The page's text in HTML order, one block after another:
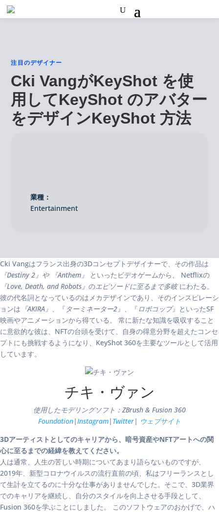
注目のデザイナー
Cki VangがKeyShot を使
用してKeyShot のアバター
をデザインKeyShot 方法
業種：
Entertainment
Cki Vangはフランス出身の3Dコンセプトデザイナーで、その作品は
『Destiny 2』や
『Anthem』 といったビデオゲームから 、 Netflixの
『Love, Death, and Robots』 のエピソードに至るまで多岐 にわたる。
彼の代名詞となっているのはメカデザインであり、そのインスピレーシ
ョンは 『AKIRA』 、『 ターミネーター2』、『ロボコップ』といったSF
映画やアニメーションから得ている。 常に新たな知識を吸収すること
に意欲的な彼は、NFTの台頭を受けて、自身の得意分野を超えたコンセ
プトにも挑戦するようになり、KeyShot 360を主要なツールとして活用
しています。
チキ・ヴァン
使用したモデリングソフト：ZBrush & Fusion 360
Foundation|Instagram| Twitter| ウェブサイト
3Dアーティストとしてのキャリアから、暗号資産やNFTアートへの関
心に至るまでの経緯を教えてください。
人は通常、人生の苦しい時期についてあまり語らないものですが、
2019年、新型コロナウイルスの流行直前の頃、私はフリーランスとし
て生計を立てるのに十分な仕事がありませんでした。そこで、3D業界
でのキャリアを継続し、自分のスタイルを向上させる手段として、
Fusion 360を学ぶことにしました。 このソフトウェアのおかげで、ハ